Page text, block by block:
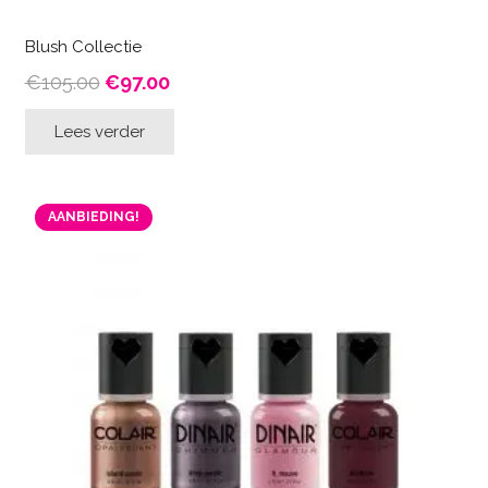
Blush Collectie
€105.00 Oorspronkelijke
was:
€97.00Huidige
Lees verder
AANBIEDING!